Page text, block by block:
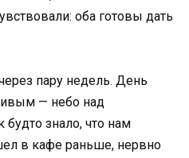
оба готовы дать
пару недель. День
— небо над
будто знало, что нам
в кафе раньше, нервно